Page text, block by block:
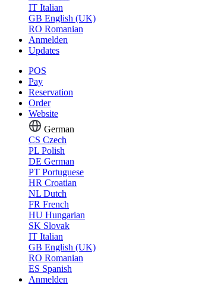
IT Italian
GB English (UK)
RO Romanian
Anmelden
Updates
POS
Pay
Reservation
Order
Website
German
CS Czech
PL Polish
DE German
PT Portuguese
HR Croatian
NL Dutch
FR French
HU Hungarian
SK Slovak
IT Italian
GB English (UK)
RO Romanian
ES Spanish
Anmelden